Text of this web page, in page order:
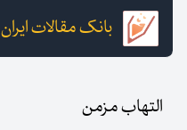
بانک مقالات ایران
التهاب مزمن